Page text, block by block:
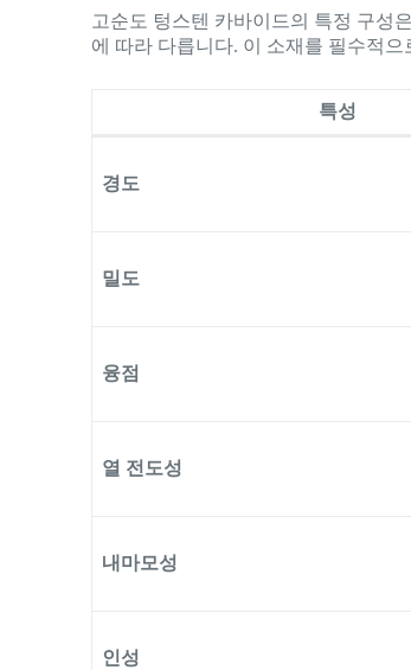
고순도 텅스텐 카바이드의 특정 구성
에 따라 다릅니다. 이 소재를 필수적
특성
경도
밀도
융점
열 전도성
내마모성
인성